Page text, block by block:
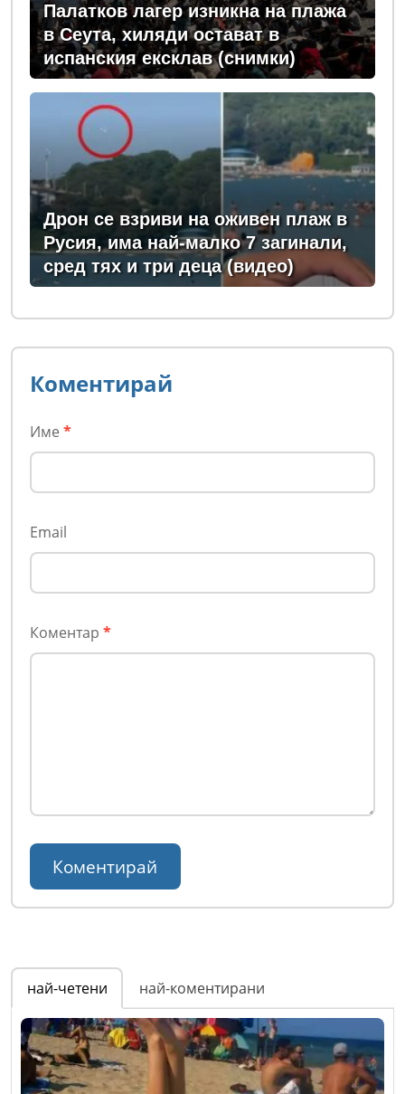
Палатков лагер изникна на плажа
в Сеута, хиляди остават в
испанския ексклав (снимки)
Дрон се взриви на оживен плаж в
Русия, има най-малко 7 загинали,
сред тях и три деца (видео)
Коментирай
Име *
Email
Коментар *
най-четени най-коментирани